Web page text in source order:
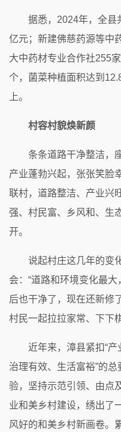
据悉，2024年，全县
亿元；新建佛慈药源等中
大中药材专业合作社255
个，菌菜种植面积达到
上。
村容村貌焕新颜
条条道路干净整洁，
产业蓬勃兴起，张张笑
联村，道路整洁、产业兴
强、村民富、乡风和、生
开。
说起村庄这几年的变
会：“道路和环境变化最
后也干净了，现在还新修
村民一起拉拉家常、下下
近年来，漳县紧扣“产
治理有效、生活富裕”的
验，坚持示范引领、由点
业和美乡村建设，绣出了
风好的和美乡村新画卷。